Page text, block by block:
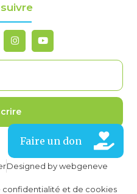
Designed by webgeneve
confidentialité et de cookies